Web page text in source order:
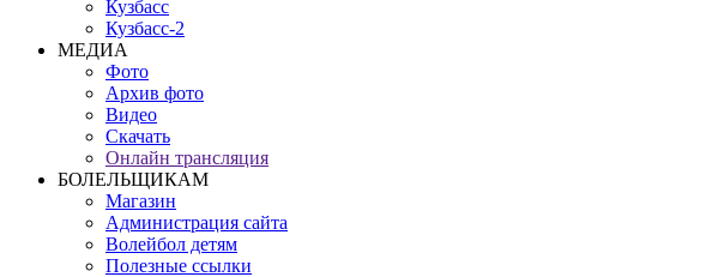
Кузбасс
Кузбасс-2
МЕДИА
Фото
Архив фото
Видео
Скачать
Онлайн трансляция
БОЛЕЛЬЩИКАМ
Магазин
Администрация сайта
Волейбол детям
Полезные ссылки